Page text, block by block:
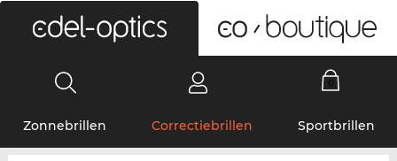
Zonnebrillen Correctiebrillen Sportbrillen